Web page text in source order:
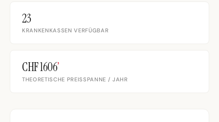
23
KRANKENKASSEN VERFÜGBAR
CHF 1606’
THEORETISCHE PREISSPANNE / JAHR